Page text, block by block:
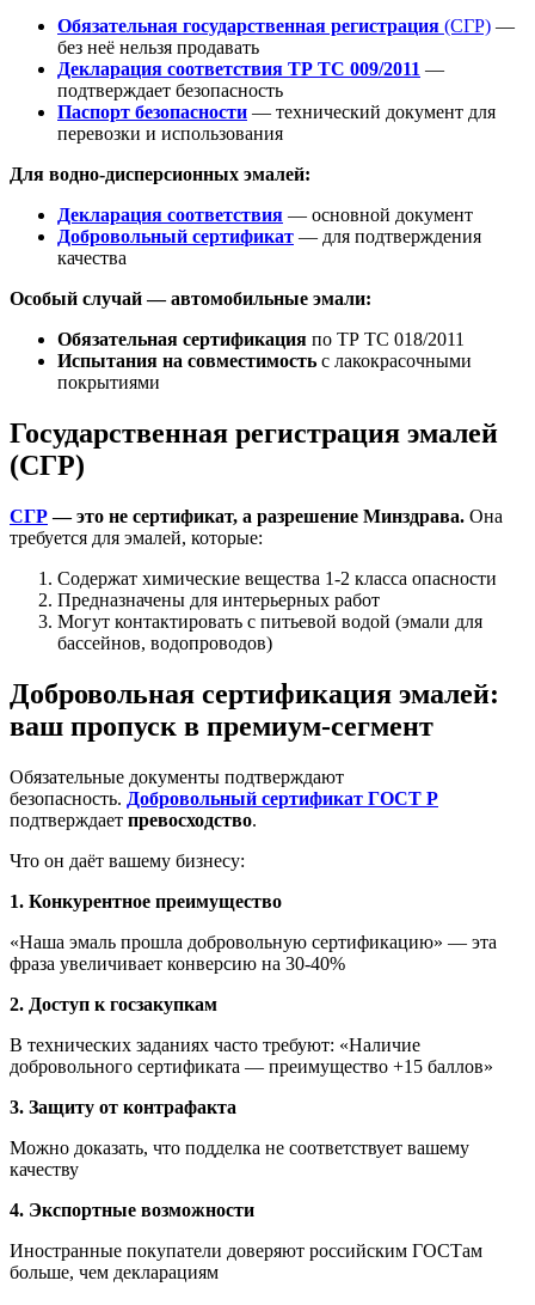
Обязательная государственная регистрация (СГР) —
без неё нельзя продавать
Декларация соответствия ТР ТС 009/2011 —
подтверждает безопасность
Паспорт безопасности — технический документ для
перевозки и использования
Для водно-дисперсионных эмалей:
Декларация соответствия — основной документ
Добровольный сертификат — для подтверждения
качества
Особый случай — автомобильные эмали:
Обязательная сертификация по ТР ТС 018/2011
Испытания на совместимость с лакокрасочными
покрытиями
Государственная регистрация эмалей
(СГР)
СГР— это не сертификат, а разрешение Минздрава. Она
требуется для эмалей, которые:
Содержат химические вещества 1-2 класса опасности
Предназначены для интерьерных работ
Могут контактировать с питьевой водой (эмали для
бассейнов, водопроводов)
Добровольная сертификация эмалей:
ваш пропуск в премиум-сегмент
Обязательные документы подтверждают
безопасность. Добровольный сертификат ГОСТ Р
подтверждает превосходство.
Что он даёт вашему бизнесу:
1. Конкурентное преимущество
«Наша эмаль прошла добровольную сертификацию» — эта
фраза увеличивает конверсию на 30-40%
2. Доступ к госзакупкам
В технических заданиях часто требуют: «Наличие
добровольного сертификата — преимущество +15 баллов»
3. Защиту от контрафакта
Можно доказать, что подделка не соответствует вашему
качеству
4. Экспортные возможности
Иностранные покупатели доверяют российским ГОСТам
больше, чем декларациям